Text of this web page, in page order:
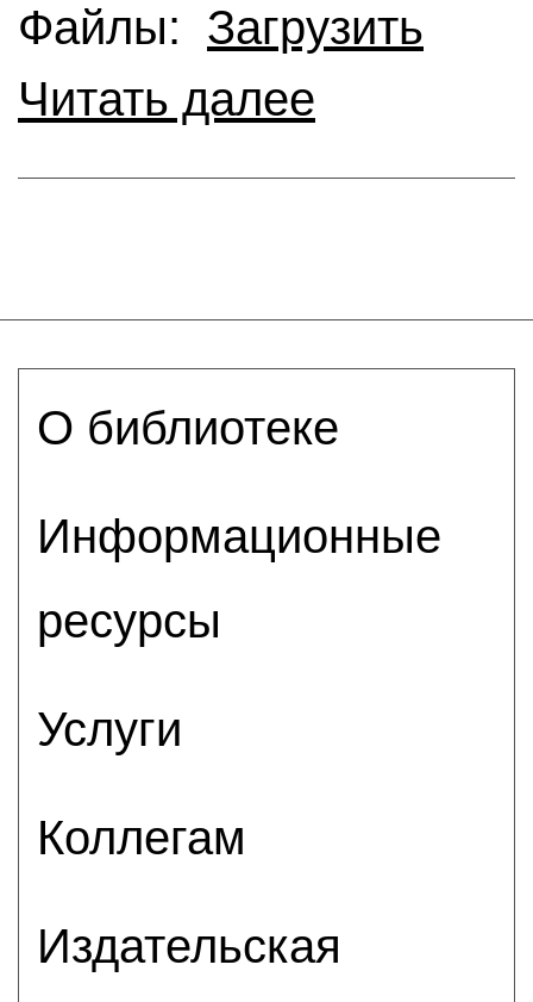
Файлы: Загрузить
Читать далее
О библиотеке
Информационные
ресурсы
Услуги
Коллегам
Издательская